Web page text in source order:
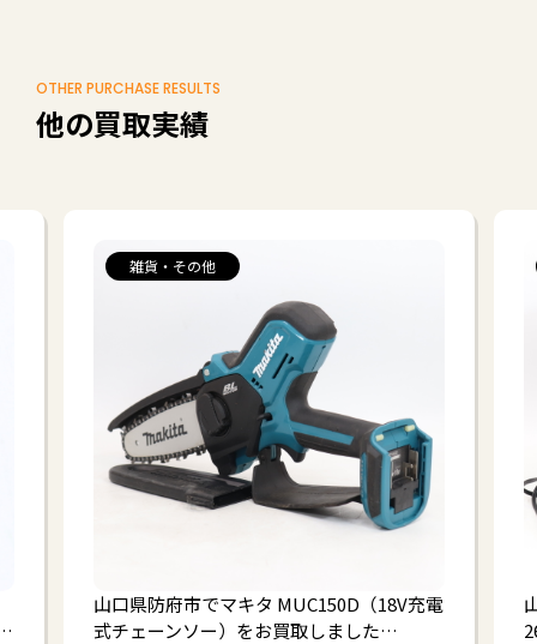
OTHER PURCHASE RESULTS
他の買取実績
雑貨・その他
山口県防府市でマキタ MUC150D（18V充電
式チェーンソー）をお買取しました…